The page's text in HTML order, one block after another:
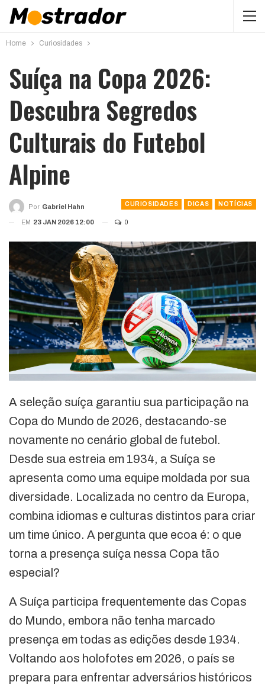
Home Curiosidades
Suíça na Copa 2026:
Descubra Segredos
Culturais do Futebol
Alpine
CURIOSIDADES DICAS NOTÍCIAS
Por Gabriel Hahn
EM 23 JAN 2026 12:00 0
A seleção suíça garantiu sua participação na
Copa do Mundo de 2026, destacando-se
novamente no cenário global de futebol.
Desde sua estreia em 1934, a Suíça se
apresenta como uma equipe moldada por sua
diversidade. Localizada no centro da Europa,
combina idiomas e culturas distintos para criar
um time único. A pergunta que ecoa é: o que
torna a presença suíça nessa Copa tão
especial?
A Suíça participa frequentemente das Copas
do Mundo, embora não tenha marcado
presença em todas as edições desde 1934.
Voltando aos holofotes em 2026, o país se
prepara para enfrentar adversários históricos